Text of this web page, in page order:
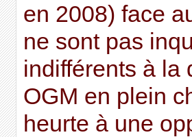
en 2008) face
ne sont pas
indifférents à la
OGM en plein
heurte à une